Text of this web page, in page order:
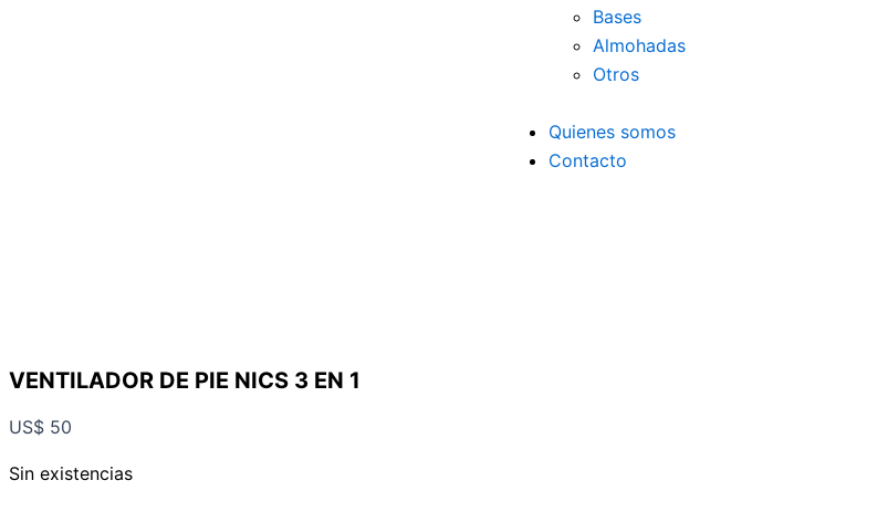
Bases
Almohadas
Otros
Quienes somos
Contacto
VENTILADOR DE PIE NICS 3 EN 1
US$ 50
Sin existencias